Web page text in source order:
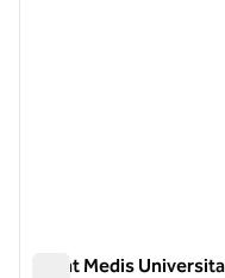
Pusat Medis